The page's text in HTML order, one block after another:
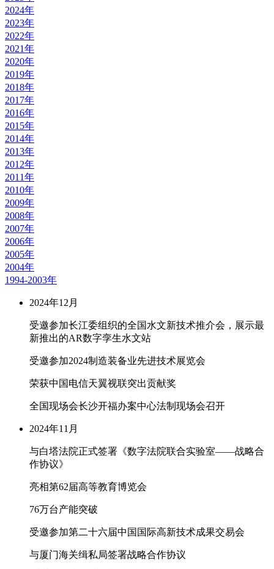
2024年
2023年
2022年
2021年
2020年
2019年
2018年
2017年
2016年
2015年
2014年
2013年
2012年
2011年
2010年
2009年
2008年
2007年
2006年
2005年
2004年
1994-2003年
2024年12月
受邀参加长江委组织的全国水文新技术推介会，展示最
新推出的AR数字孪生水文站
受邀参加2024制造装备业先进技术展览会
荣获中国电信天翼视联突出贡献奖
全国现场会长沙开福办案中心法制现场会召开
2024年11月
与白塔法院正式签署《数字法院联合实验室——战略合
作协议》
亮相第62届高等教育博览会
76万台产能突破
受邀参加第二十六届中国国际高新技术成果交易会
与厦门海关缉私局签署战略合作协议